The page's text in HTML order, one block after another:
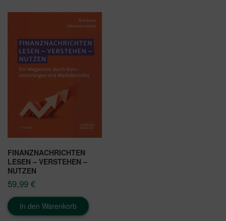
FINANZNACHRICHTEN
LESEN – VERSTEHEN –
NUTZEN
59,99 €
In den Warenkorb